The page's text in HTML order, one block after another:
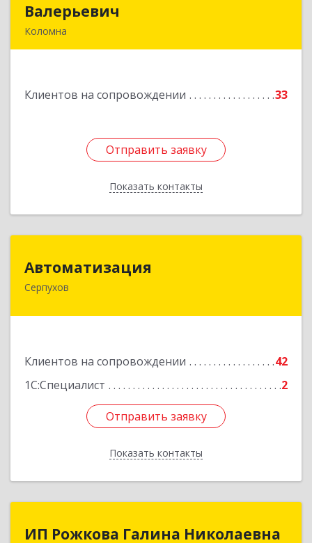
Валерьевич
Коломна
Клиентов на сопровождении 33
Отправить заявку
Показать контакты
Подробнее
Отправить заявку
Назад
Автоматизация
Серпухов
Клиентов на сопровождении
42
1С:Специалист
2
Отправить заявку
Показать контакты
Отправить заявку
Назад
ИП Рожкова Галина Николаевна